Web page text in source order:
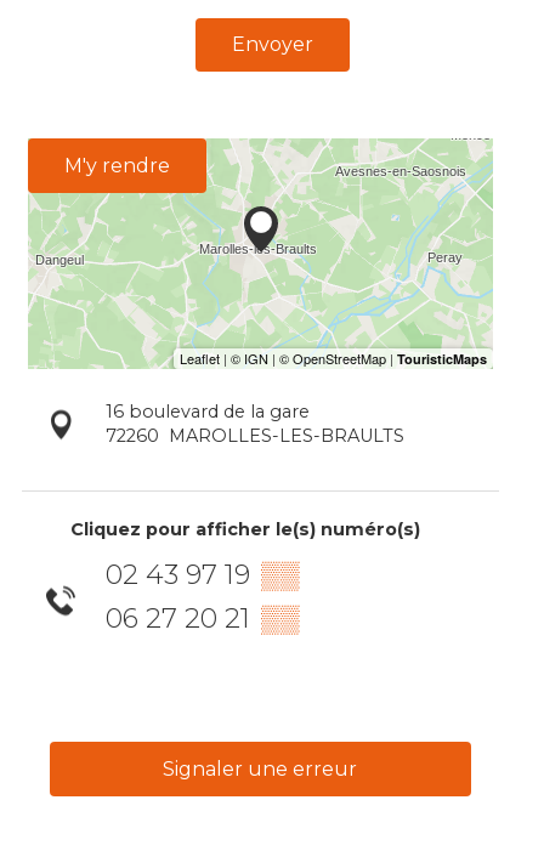
Envoyer
M'y rendre
16 boulevard de la gare
72260
MAROLLES-LES-BRAULTS
Cliquez pour afficher le(s) numéro(s)
02 43 97 19 ▒▒
06 27 20 21 ▒▒
Signaler une erreur